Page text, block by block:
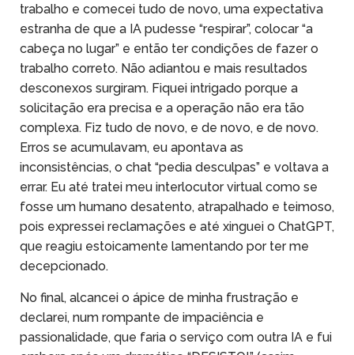
trabalho e comecei tudo de novo, uma expectativa
estranha de que a IA pudesse “respirar”, colocar “a
cabeça no lugar” e então ter condições de fazer o
trabalho correto. Não adiantou e mais resultados
desconexos surgiram. Fiquei intrigado porque a
solicitação era precisa e a operação não era tão
complexa. Fiz tudo de novo, e de novo, e de novo.
Erros se acumulavam, eu apontava as
inconsistências, o chat “pedia desculpas” e voltava a
errar. Eu até tratei meu interlocutor virtual como se
fosse um humano desatento, atrapalhado e teimoso,
pois expressei reclamações e até xinguei o ChatGPT,
que reagiu estoicamente lamentando por ter me
decepcionado.
No final, alcancei o ápice de minha frustração e
declarei, num rompante de impaciência e
passionalidade, que faria o serviço com outra IA e fui